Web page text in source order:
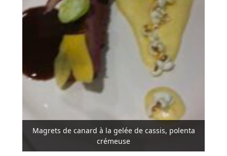
Magrets de canard à la gelée de cassis, polenta
crémeuse